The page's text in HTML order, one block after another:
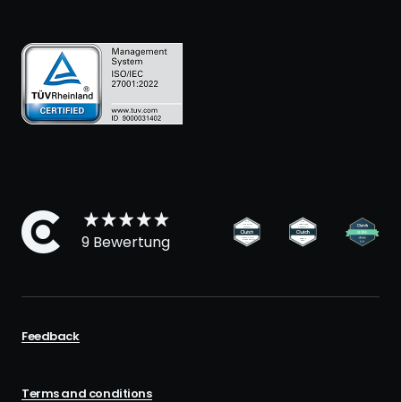
9 Bewertung
Feedback
Terms and conditions